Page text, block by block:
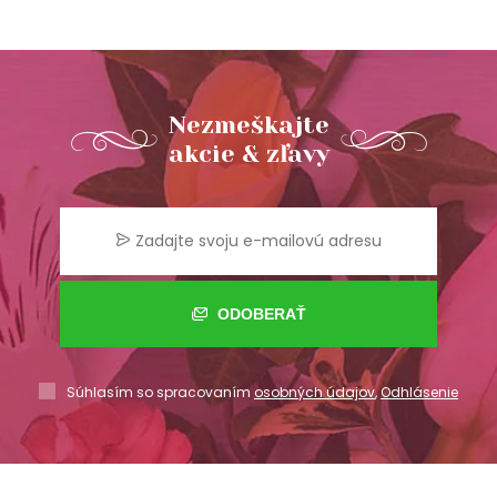
Nezmeškajte
akcie & zľavy
ODOBERAŤ
Súhlasím so spracovaním osobných údajov,Odhlásenie